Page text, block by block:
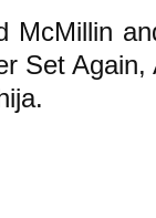
McMillin
Set